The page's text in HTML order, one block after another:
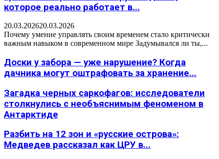
которое реально работает в...
20.03.202620.03.2026
Почему умение управлять своим временем стало критически
важным навыком в современном мире Задумывался ли ты,...
Доски у забора — уже нарушение? Когда
дачника могут оштрафовать за хранение...
Загадка черных саркофагов: исследователи
столкнулись с необъяснимым феноменом в
Антарктиде
Разбить на 12 зон и «русские острова»:
Медведев рассказал как ЦРУ в...